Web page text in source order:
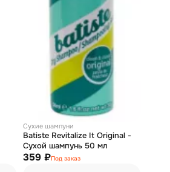
Сухие шампуни
Batiste Revitalize It Original -
Сухой шампунь 50 мл
359 ₽Под заказ